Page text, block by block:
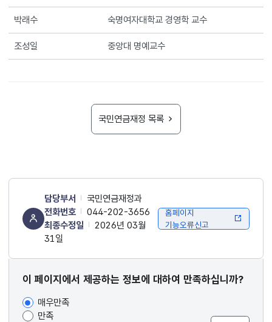
박래수 숙명여자대학교 경영학 교수
조성일 중앙대 명예교수
국민연금재정 목록
담당부서
국민연금재정과
전화번호
044-202-3656
최종수정일
2026년 03월
31일
홈페이지
기능오류신고
콘텐츠
조사
이 페이지에서 제공하는 정보에 대하여 만족하십니까?
매우만족
만족